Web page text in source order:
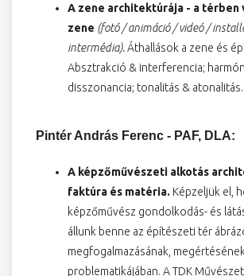
A zene architektúrája - a térben
zene (fotó / animáció / videó /
intermédia).Áthallások a zene és
Absztrakció & interferencia;
disszonancia; tonalitás & atonalitás.
Pintér András Ferenc - PAF, DLA:
A képzőművészeti alkotás
faktúra és matéria. Képzeljük el,
képzőművész gondolkodás- és
állunk benne az építészeti tér
megfogalmazásának,
problematikájában. A TDK